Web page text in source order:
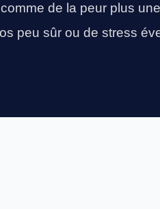
de la peur plus
peu sûr ou de stress